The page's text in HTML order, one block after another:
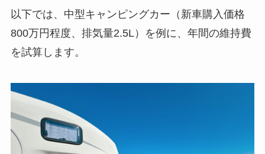
以下では、中型キャンピングカー（新車購入価格
800万円程度、排気量2.5L）を例に、年間の維持費
を試算します。